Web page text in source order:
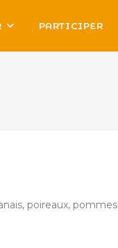
PARTICIPER
poireaux,